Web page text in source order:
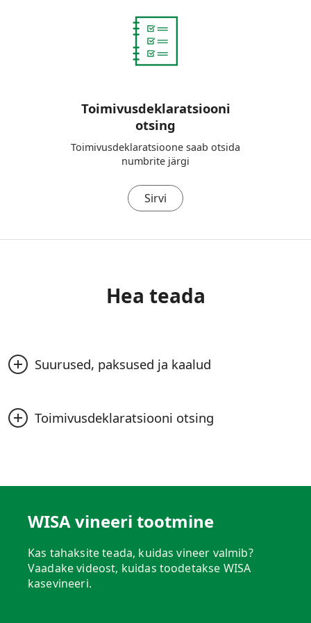
Toimivusdeklaratsiooni
otsing
Toimivusdeklaratsioone saab otsida
numbrite järgi
Sirvi
Hea teada
Suurused, paksused ja kaalud
Suurused, paksused ja
WISA kasevineeri mõõtmed:
Toimivusdeklaratsiooni otsing
CE-märgised ja
toimivusdeklaratsioonid
WISA vineeri tootmine
Kas tahaksite teada, kuidas vineer valmib?
Vaadake videost, kuidas toodetakse WISA
kasevineeri.